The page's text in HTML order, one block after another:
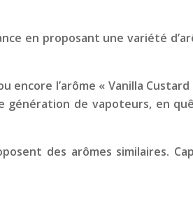
en proposant une variété
l’arôme « Vanilla Custard
génération de vapoteurs, en
des arômes similaires.